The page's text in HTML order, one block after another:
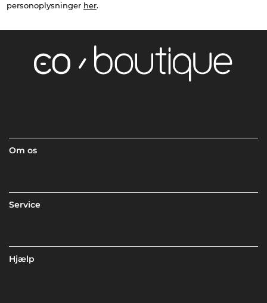
personoplysninger her.
Om os
Service
Hjælp